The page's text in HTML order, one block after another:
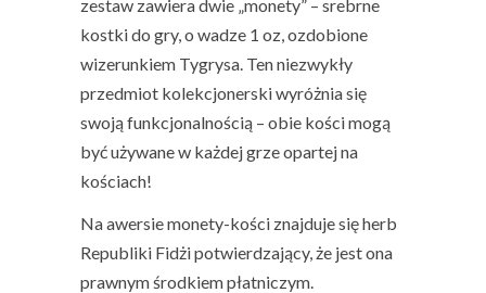
zestaw zawiera dwie „monety” – srebrne
kostki do gry, o wadze 1 oz, ozdobione
wizerunkiem Tygrysa. Ten niezwykły
przedmiot kolekcjonerski wyróżnia się
swoją funkcjonalnością – obie kości mogą
być używane w każdej grze opartej na
kościach!
Na awersie monety-kości znajduje się herb
Republiki Fidżi potwierdzający, że jest ona
prawnym środkiem płatniczym.